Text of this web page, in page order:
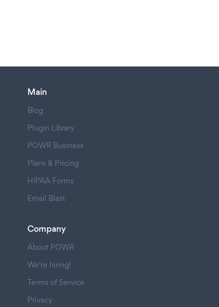
Main
Blog
Plugin Library
POWR Business
Plans & Pricing
HIPAA Forms
Email Blast
Company
About POWR
We're hiring!
Terms of Service
Privacy